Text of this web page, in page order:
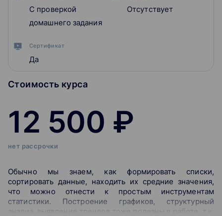
С проверкой
домашнего задания
Отсутствует
Сертификат
Да
Стоимость курса
12 500 ₽
нет рассрочки
Обычно мы знаем, как формировать списки,
сортировать данные, находить их средние значения,
что можно отнести к простым инструментам
статистики. Построение графиков, структурный
анализ, выявление трендов тоже полезны в работе, т.к.